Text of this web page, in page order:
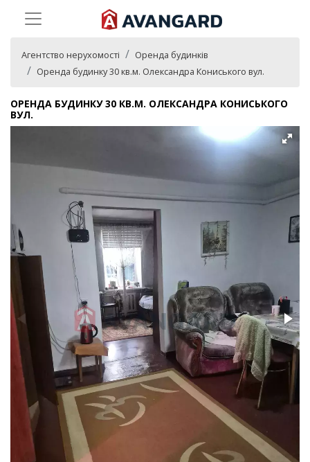
Агентство нерухомості
Оренда будинків
Оренда будинку 30 кв.м. Олександра Кониського вул.
ОРЕНДА БУДИНКУ 30 КВ.М. ОЛЕКСАНДРА КОНИСЬКОГО
ВУЛ.